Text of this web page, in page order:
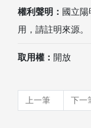
權利聲明： 國立陽
用，請註明來源。
取用權： 開放
上一筆 下一